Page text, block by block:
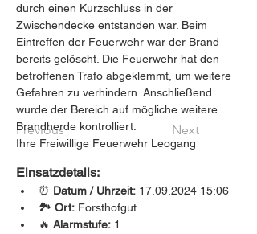
Previous Next
durch einen Kurzschluss in der
Zwischendecke entstanden war. Beim
Eintreffen der Feuerwehr war der Brand
bereits gelöscht. Die Feuerwehr hat den
betroffenen Trafo abgeklemmt, um weitere
Gefahren zu verhindern. Anschließend
wurde der Bereich auf mögliche weitere
Brandherde kontrolliert.
Ihre Freiwillige Feuerwehr Leogang
Einsatzdetails:
⏰ Datum / Uhrzeit: 17.09.2024 15:06
🏞️ Ort: Forsthofgut
🔥 Alarmstufe: 1